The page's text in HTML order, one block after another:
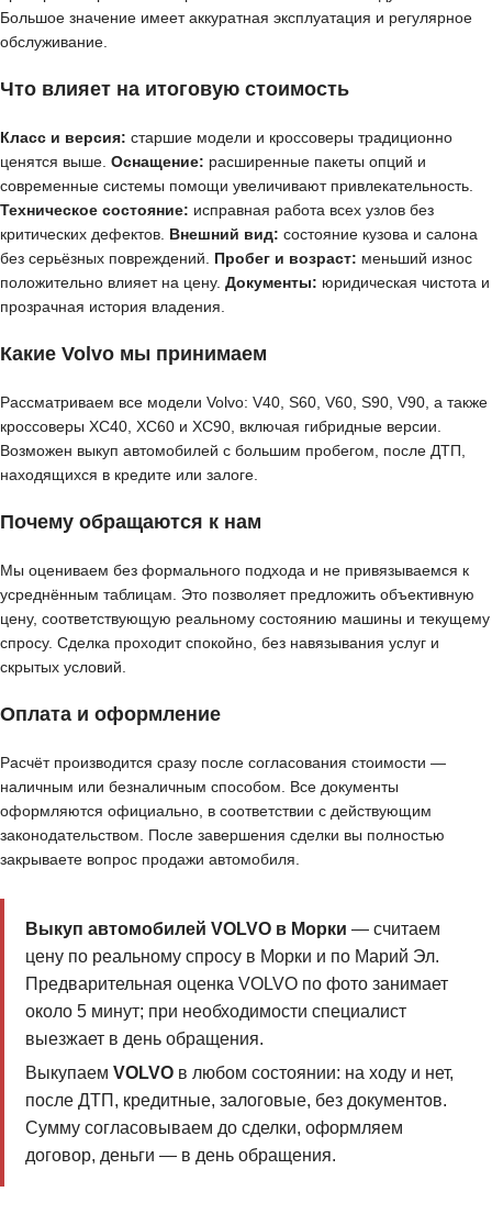
Большое значение имеет аккуратная эксплуатация и регулярное
обслуживание.
Что влияет на итоговую стоимость
Класс и версия: старшие модели и кроссоверы традиционно
ценятся выше. Оснащение: расширенные пакеты опций и
современные системы помощи увеличивают привлекательность.
Техническое состояние: исправная работа всех узлов без
критических дефектов. Внешний вид: состояние кузова и салона
без серьёзных повреждений. Пробег и возраст: меньший износ
положительно влияет на цену. Документы: юридическая чистота и
прозрачная история владения.
Какие Volvo мы принимаем
Рассматриваем все модели Volvo: V40, S60, V60, S90, V90, а также
кроссоверы XC40, XC60 и XC90, включая гибридные версии.
Возможен выкуп автомобилей с большим пробегом, после ДТП,
находящихся в кредите или залоге.
Почему обращаются к нам
Мы оцениваем без формального подхода и не привязываемся к
усреднённым таблицам. Это позволяет предложить объективную
цену, соответствующую реальному состоянию машины и текущему
спросу. Сделка проходит спокойно, без навязывания услуг и
скрытых условий.
Оплата и оформление
Расчёт производится сразу после согласования стоимости —
наличным или безналичным способом. Все документы
оформляются официально, в соответствии с действующим
законодательством. После завершения сделки вы полностью
закрываете вопрос продажи автомобиля.
Выкуп автомобилей VOLVO в Морки — считаем
цену по реальному спросу в Морки и по Марий Эл.
Предварительная оценка VOLVO по фото занимает
около 5 минут; при необходимости специалист
выезжает в день обращения.
Выкупаем VOLVOв любом состоянии: на ходу и нет,
после ДТП, кредитные, залоговые, без документов.
Сумму согласовываем до сделки, оформляем
договор, деньги — в день обращения.